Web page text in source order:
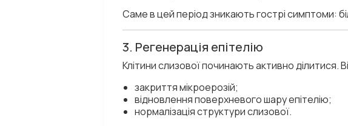
Саме в цей період зникають гострі симптоми:
3. Регенерація епітелію
Клітини слизової починають активно ділитися.
закриття мікроерозій;
відновлення поверхневого шару епітелію;
нормалізація структури слизової.